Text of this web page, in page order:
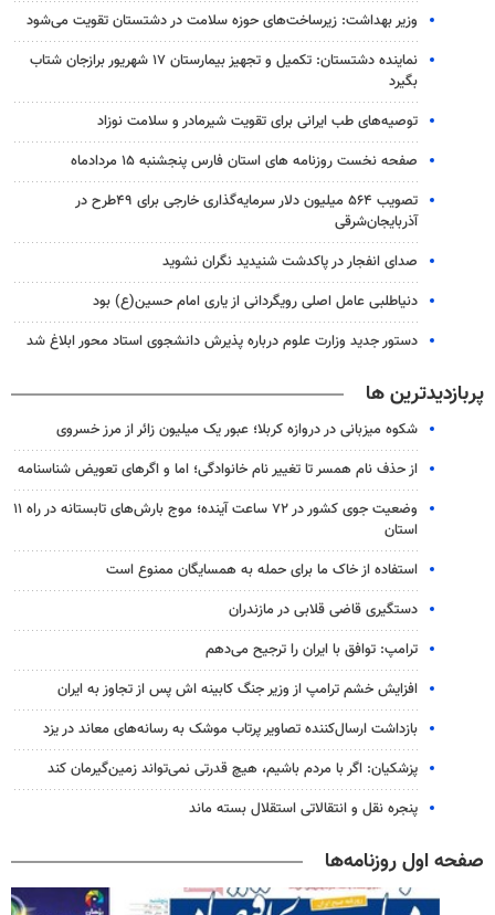
وزیر بهداشت: زیرساخت‌های حوزه سلامت در دشتستان تقویت می‌شود
نماینده دشتستان: تکمیل و تجهیز بیمارستان ۱۷ شهریور برازجان شتاب
بگیرد
توصیه‌های طب ایرانی برای تقویت شیرمادر و سلامت نوزاد
صفحه نخست روزنامه های استان فارس پنجشنبه ۱۵ مردادماه
تصویب ۵۶۴ میلیون دلار سرمایه‌گذاری خارجی برای ۴۹طرح در
آذربایجان‌شرقی
صدای انفجار در پاکدشت شنیدید نگران نشوید
دنیاطلبی عامل اصلی رویگردانی از یاری امام حسین(ع) بود
دستور جدید وزارت علوم درباره پذیرش دانشجوی استاد محور ابلاغ شد
پربازدیدترین ها
شکوه میزبانی در دروازه کربلا؛ عبور یک میلیون زائر از مرز خسروی
از حذف نام همسر تا تغییر نام خانوادگی؛ اما و اگرهای تعویض شناسنامه
وضعیت جوی کشور در ۷۲ ساعت آینده؛ موج بارش‌های تابستانه در راه ۱۱
استان
استفاده از خاک ما برای حمله به همسایگان ممنوع است
دستگیری قاضی قلابی در مازندران
ترامپ: توافق با ایران را ترجیح می‌دهم
افزایش خشم ترامپ از وزیر جنگ کابینه اش پس از تجاوز به ایران
بازداشت ارسال‌کننده تصاویر پرتاب موشک به رسانه‌های معاند در یزد
پزشکیان: اگر با مردم باشیم، هیچ قدرتی نمی‌تواند زمین‌گیرمان کند
پنجره‌ نقل و انتقالاتی استقلال بسته ماند
صفحه اول روزنامه‌ها